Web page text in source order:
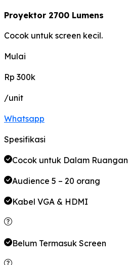
Proyektor 2700 Lumens
Cocok untuk screen kecil.
Mulai
Rp 300k
/unit
Whatsapp
Spesifikasi
Cocok untuk Dalam Ruangan
Audience 5 – 20 orang
Kabel VGA & HDMI
Belum Termasuk Screen